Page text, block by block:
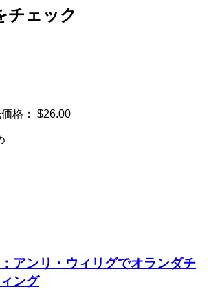
チェック
格： $26.00
アンリ・ウィリグでオランダチ
ング